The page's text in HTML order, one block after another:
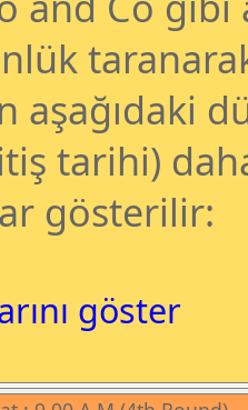
aşağıdaki
tarihi)
gösterilir:
göster